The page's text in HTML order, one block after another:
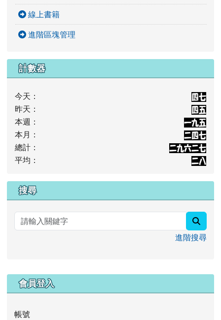
線上書籍
進階區塊管理
計數器
今天：
昨天：
本週：
本月：
總計：
平均：
搜尋
進階搜尋
右邊區域內容
會員登入
帳號